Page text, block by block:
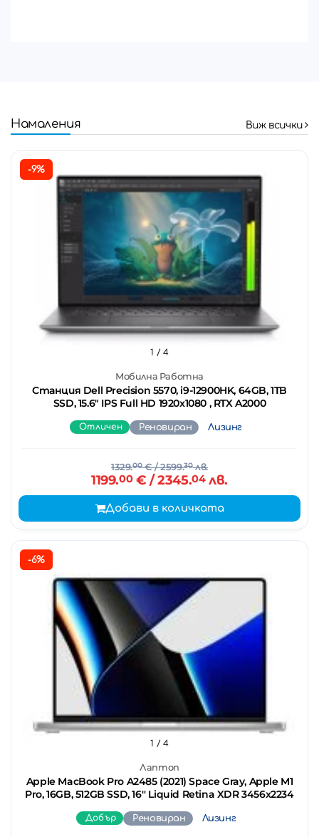
Намаления Виж всички
-9%
Мобилна Работна
Станция Dell Precision 5570, i9-12900HK, 64GB, 1TB
SSD, 15.6" IPS Full HD 1920x1080 , RTX A2000
1 / 4
Отличен Реновиран Лизинг
1329.00€/ 2599.30лв.
1199.00€ / 2345.04лв.
Добави в количката
-6%
Лаптоп
Apple MacBook Pro A2485 (2021) Space Gray, Apple M1
Pro, 16GB, 512GB SSD, 16'' Liquid Retina XDR 3456x2234
1 / 4
Добър Реновиран Лизинг